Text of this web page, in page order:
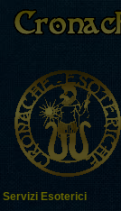
Servizi Esoterici